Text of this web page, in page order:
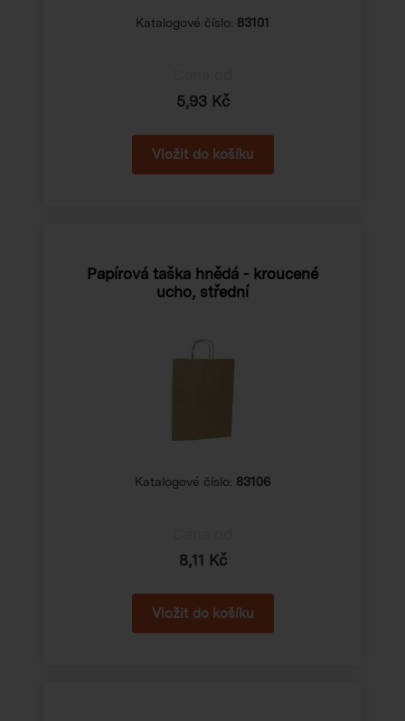
Katalogové číslo: 83101
5,93 Kč
Papírová taška hnědá - kroucené
ucho, střední
Katalogové číslo: 83106
8,11 Kč